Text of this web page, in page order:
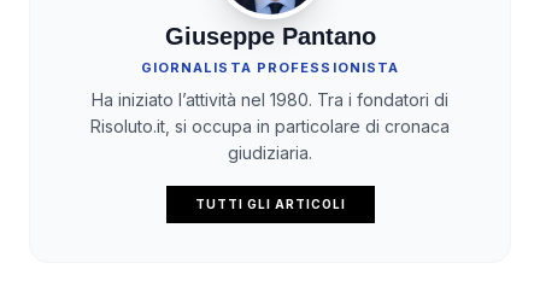
Giuseppe Pantano
GIORNALISTA PROFESSIONISTA
Ha iniziato l’attività nel 1980. Tra i fondatori di
Risoluto.it, si occupa in particolare di cronaca
giudiziaria.
TUTTI GLI ARTICOLI